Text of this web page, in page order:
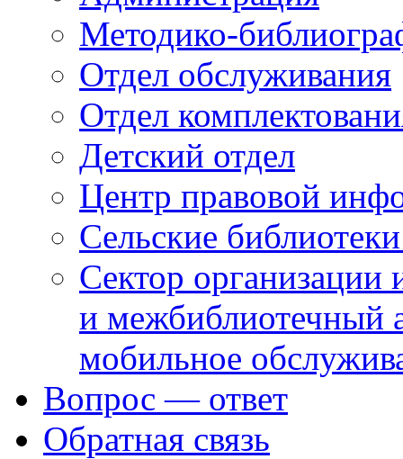
Методико-
Отдел обслуживания
Отдел
Детский отдел
Центр правовой
Сельские
Сектор организации
и межбиблиотечный
мобильное
Вопрос — ответ
Обратная связь